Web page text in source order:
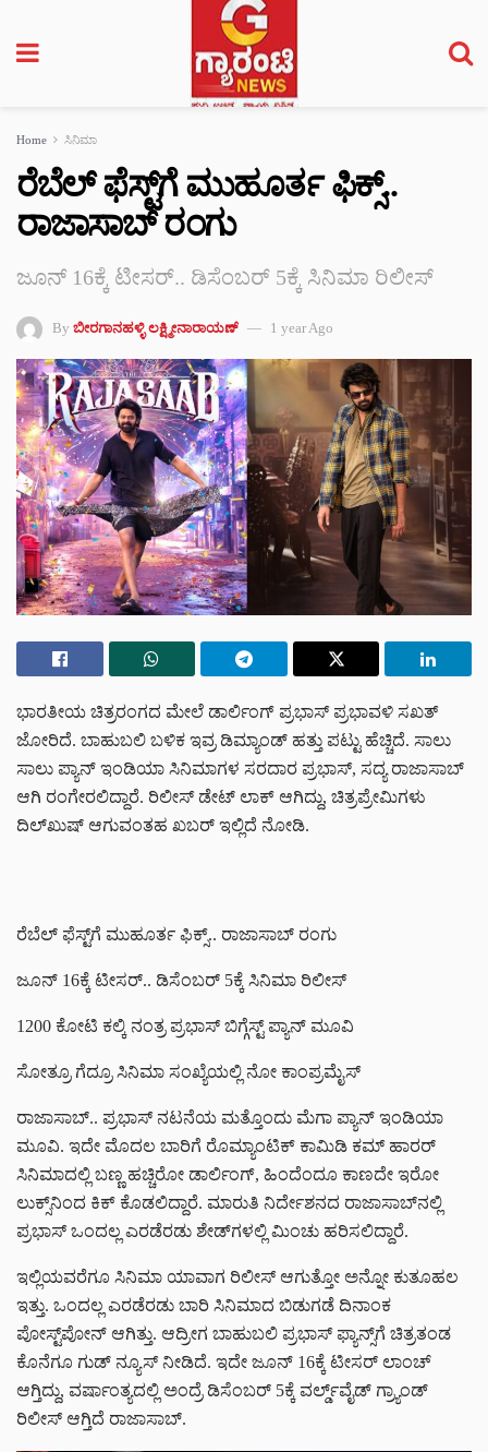
Home ಸಿನಿಮಾ
ರೆಬೆಲ್ ಫೆಸ್ಟ್‌ಗೆ ಮುಹೂರ್ತ ಫಿಕ್ಸ್..
ರಾಜಾಸಾಬ್ ರಂಗು
ಜೂನ್ 16ಕ್ಕೆ ಟೀಸರ್.. ಡಿಸೆಂಬರ್ 5ಕ್ಕೆ ಸಿನಿಮಾ ರಿಲೀಸ್
By ಬೀರಗಾನಹಳ್ಳಿ ಲಕ್ಷ್ಮೀನಾರಾಯಣ್ 1 year Ago
ಭಾರತೀಯ ಚಿತ್ರರಂಗದ ಮೇಲೆ ಡಾರ್ಲಿಂಗ್ ಪ್ರಭಾಸ್ ಪ್ರಭಾವಳಿ ಸಖತ್
ಜೋರಿದೆ. ಬಾಹುಬಲಿ ಬಳಿಕ ಇವ್ರ ಡಿಮ್ಯಾಂಡ್ ಹತ್ತು ಪಟ್ಟು ಹೆಚ್ಚಿದೆ. ಸಾಲು
ಸಾಲು ಪ್ಯಾನ್ ಇಂಡಿಯಾ ಸಿನಿಮಾಗಳ ಸರದಾರ ಪ್ರಭಾಸ್, ಸದ್ಯ ರಾಜಾಸಾಬ್
ಆಗಿ ರಂಗೇರಲಿದ್ದಾರೆ. ರಿಲೀಸ್ ಡೇಟ್ ಲಾಕ್ ಆಗಿದ್ದು, ಚಿತ್ರಪ್ರೇಮಿಗಳು
ದಿಲ್‌ಖುಷ್ ಆಗುವಂತಹ ಖಬರ್ ಇಲ್ಲಿದೆ ನೋಡಿ.
ರೆಬೆಲ್ ಫೆಸ್ಟ್‌ಗೆ ಮುಹೂರ್ತ ಫಿಕ್ಸ್.. ರಾಜಾಸಾಬ್ ರಂಗು
ಜೂನ್ 16ಕ್ಕೆ ಟೀಸರ್.. ಡಿಸೆಂಬರ್ 5ಕ್ಕೆ ಸಿನಿಮಾ ರಿಲೀಸ್
1200 ಕೋಟಿ ಕಲ್ಕಿ ನಂತ್ರ ಪ್ರಭಾಸ್ ಬಿಗ್ಗೆಸ್ಟ್ ಪ್ಯಾನ್ ಮೂವಿ
ಸೋತ್ರೂ ಗೆದ್ರೂ ಸಿನಿಮಾ ಸಂಖ್ಯೆಯಲ್ಲಿ ನೋ ಕಾಂಪ್ರಮೈಸ್
ರಾಜಾಸಾಬ್.. ಪ್ರಭಾಸ್ ನಟನೆಯ ಮತ್ತೊಂದು ಮೆಗಾ ಪ್ಯಾನ್ ಇಂಡಿಯಾ
ಮೂವಿ. ಇದೇ ಮೊದಲ ಬಾರಿಗೆ ರೊಮ್ಯಾಂಟಿಕ್ ಕಾಮಿಡಿ ಕಮ್ ಹಾರರ್
ಸಿನಿಮಾದಲ್ಲಿ ಬಣ್ಣ ಹಚ್ಚಿರೋ ಡಾರ್ಲಿಂಗ್, ಹಿಂದೆಂದೂ ಕಾಣದೇ ಇರೋ
ಲುಕ್ಸ್‌ನಿಂದ ಕಿಕ್ ಕೊಡಲಿದ್ದಾರೆ. ಮಾರುತಿ ನಿರ್ದೇಶನದ ರಾಜಾಸಾಬ್‌‌ನಲ್ಲಿ
ಪ್ರಭಾಸ್ ಒಂದಲ್ಲ ಎರಡೆರಡು ಶೇಡ್‌‌ಗಳಲ್ಲಿ ಮಿಂಚು ಹರಿಸಲಿದ್ದಾರೆ.
ಇಲ್ಲಿಯವರೆಗೂ ಸಿನಿಮಾ ಯಾವಾಗ ರಿಲೀಸ್ ಆಗುತ್ತೋ ಅನ್ನೋ ಕುತೂಹಲ
ಇತ್ತು. ಒಂದಲ್ಲ ಎರಡೆರಡು ಬಾರಿ ಸಿನಿಮಾದ ಬಿಡುಗಡೆ ದಿನಾಂಕ
ಪೋಸ್ಟ್‌ಪೋನ್ ಆಗಿತ್ತು. ಆದ್ರೀಗ ಬಾಹುಬಲಿ ಪ್ರಭಾಸ್ ಫ್ಯಾನ್ಸ್‌ಗೆ ಚಿತ್ರತಂಡ
ಕೊನೆಗೂ ಗುಡ್ ನ್ಯೂಸ್ ನೀಡಿದೆ. ಇದೇ ಜೂನ್ 16ಕ್ಕೆ ಟೀಸರ್ ಲಾಂಚ್
ಆಗ್ತಿದ್ದು, ವರ್ಷಾಂತ್ಯದಲ್ಲಿ ಅಂದ್ರೆ ಡಿಸೆಂಬರ್ 5ಕ್ಕೆ ವರ್ಲ್ಡ್‌ವೈಡ್ ಗ್ರ್ಯಾಂಡ್
ರಿಲೀಸ್ ಆಗ್ತಿದೆ ರಾಜಾಸಾಬ್.